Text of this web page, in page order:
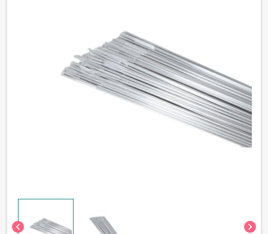
chevron_left chevron_right